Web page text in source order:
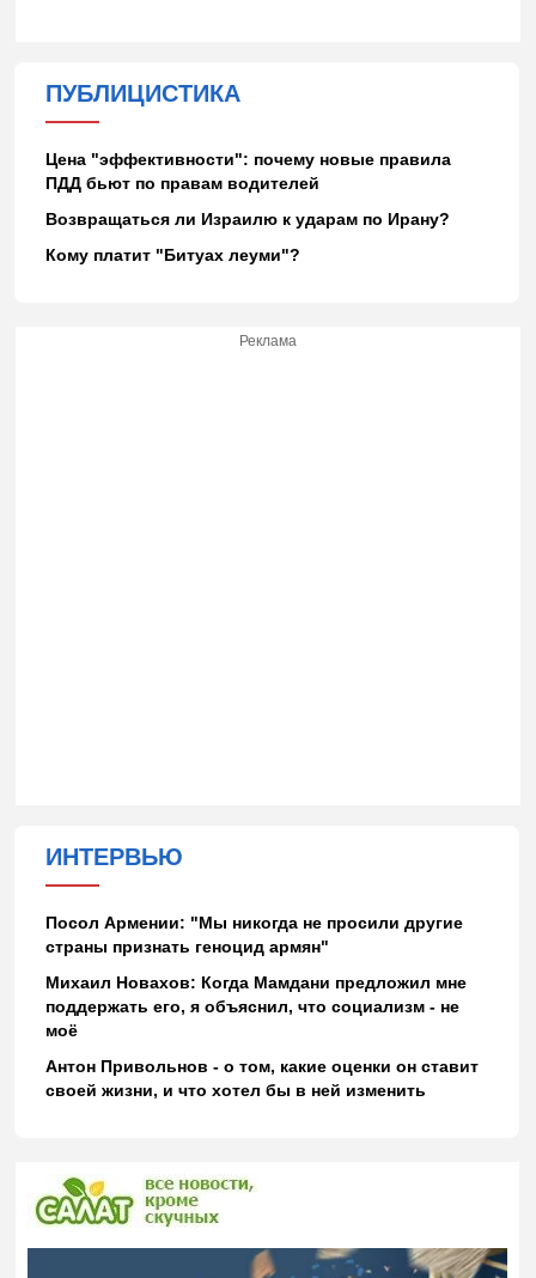
ПУБЛИЦИСТИКА
Цена "эффективности": почему новые правила
ПДД бьют по правам водителей
Возвращаться ли Израилю к ударам по Ирану?
Кому платит "Битуах леуми"?
Реклама
ИНТЕРВЬЮ
Посол Армении: "Мы никогда не просили другие
страны признать геноцид армян"
Михаил Новахов: Когда Мамдани предложил мне
поддержать его, я объяснил, что социализм - не
моё
Антон Привольнов - о том, какие оценки он ставит
своей жизни, и что хотел бы в ней изменить